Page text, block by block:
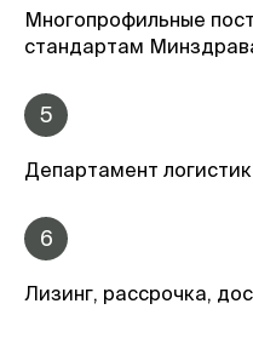
Многопрофильные
стандартам
5
Департамент
6
Лизинг, рассрочка,